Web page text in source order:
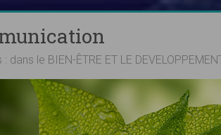
le BIEN-ÊTRE ET LE